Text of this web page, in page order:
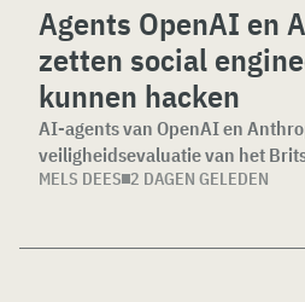
Agents OpenAI en
zetten social
kunnen hacken
AI-agents van OpenAI en
veiligheidsevaluatie van het
MELS DEES 2 DAGEN GELEDEN